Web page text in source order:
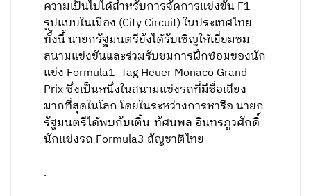
ความเป็นไปได้สำหรับการจัดการแข่งขัน F1
รูปแบบในเมือง (City Circuit) ในประเทศไทย
ทั้งนี้ นายกรัฐมนตรียังได้รับเชิญให้เยี่ยมชม
สนามแข่งขันและร่วมรับชมการฝึกซ้อมของนัก
แข่ง Formula1 Tag Heuer Monaco Grand
Prix ซึ่งเป็นหนึ่งในสนามแข่งรถที่มีชื่อเสียง
มากที่สุดในโลก โดยในระหว่างการหารือ นายก
รัฐมนตรีได้พบกับเติ้น-ทัศนพล อินทรภูวศักดิ์
นักแข่งรถ Formula3 สัญชาติไทย
.